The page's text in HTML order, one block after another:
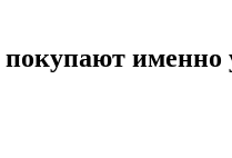
именно